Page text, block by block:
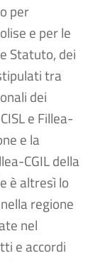
per
e per le
Statuto, dei
tra
dei
e Fillea-
e la
CGIL della
è altresì lo
regione
nel
e accordi